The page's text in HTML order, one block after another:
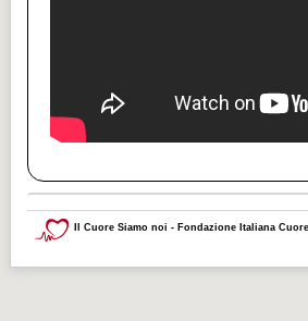
Il Cuore Siamo noi - Fondazione Italiana